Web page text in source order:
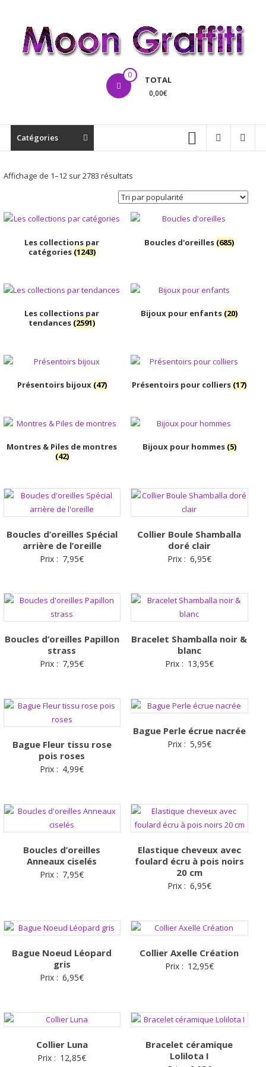
contenu
MoonGraffiti 0 TOTAL
0,00€
Catégories
Affichage de 1–12 sur 2783 résultatsTrié
par
popularité
Les collections par
catégories (1243)
Boucles d'oreilles (685)
Les collections par
tendances (2591)
Bijoux pour enfants (20)
Présentoirs bijoux (47) Présentoirs pour colliers (17)
Montres & Piles de montres
(42)
Bijoux pour hommes (5)
Boucles d’oreilles Spécial
arrière de l’oreille
Prix : 7,95€
Collier Boule Shamballa
doré clair
Prix : 6,95€
Boucles d’oreilles Papillon
strass
Prix : 7,95€
Bracelet Shamballa noir &
blanc
Prix : 13,95€
Bague Fleur tissu rose
pois roses
Prix : 4,99€
Bague Perle écrue nacrée
Prix : 5,95€
Boucles d’oreilles
Anneaux ciselés
Prix : 7,95€
Elastique cheveux avec
foulard écru à pois noirs
20 cm
Prix : 6,95€
Bague Noeud Léopard
gris
Prix : 6,95€
Collier Axelle Création
Prix : 12,95€
Collier Luna
Prix : 12,85€
Bracelet céramique
Lolilota I